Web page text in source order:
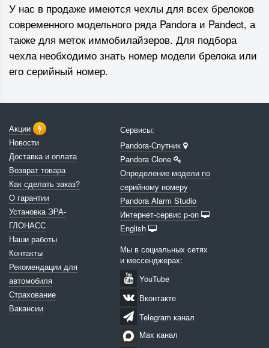
У нас в продаже имеются чехлы для всех брелоков
современного модельного ряда Pandora и Pandect, а
также для меток иммобилайзеров. Для подбора
чехла необходимо знать номер модели брелока или
его серийный номер.
Акции
Новости
Доставка и оплата
Возврат товара
Как сделать заказ?
О гарантии
Установка ЭРА-
ГЛОНАСС
Наши работы
Контакты
Рекомендации для
автомобиля
Страхование
Вакансии
Сервисы:
Pandora-Спутник
Pandora Clone
Определение модели по
серийному номеру
Pandora Alarm Studio
Интернет-сервис p-on
English
Мы в социальных сетях
и мессенджерах:
YouTube
Вконтакте
Telegram канал
Max канал